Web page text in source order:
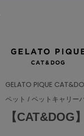
GELATO PIQUE
ペット / ペットキャリー
【